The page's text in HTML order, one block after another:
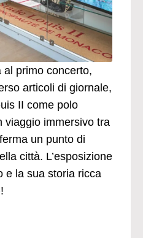
primo concerto,
articoli di giornale,
II come polo
viaggio immersivo tra
un punto di
città. L’esposizione
e la sua storia ricca